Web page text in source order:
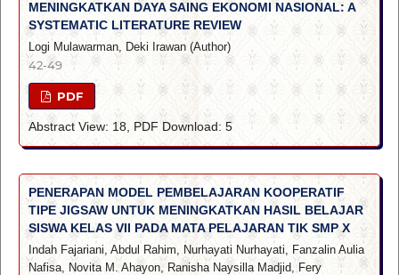
MENINGKATKAN DAYA SAING EKONOMI NASIONAL: A
SYSTEMATIC LITERATURE REVIEW
Logi Mulawarman, Deki Irawan (Author)
42-49
PDF
Abstract View: 18, PDF Download: 5
PENERAPAN MODEL PEMBELAJARAN KOOPERATIF
TIPE JIGSAW UNTUK MENINGKATKAN HASIL BELAJAR
SISWA KELAS VII PADA MATA PELAJARAN TIK SMP X
Indah Fajariani, Abdul Rahim, Nurhayati Nurhayati, Fanzalin Aulia
Nafisa, Novita M. Ahayon, Ranisha Naysilla Madjid, Fery